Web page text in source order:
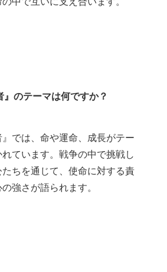
』のテーマは何ですか？
』では、命や運命、成長がテー
ています。戦争の中で挑戦し
ちを通じて、使命に対する責
強さが語られます。